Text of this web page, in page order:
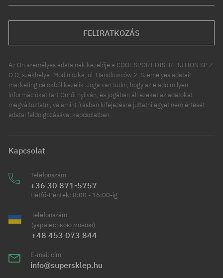
FELIRATKOZÁS
Az Ön személyes adatainak kezelője a COOL SPORT DISTRIBUTION SP Z
O O, székhelye: Modlniczka, ul. Handlowców 2. Személyes adatait
marketing célokból kezelik. Joga van tudni, hogy az eladó milyen
információkat tart Önről nyilván, és jogában áll ezeket az adatokat
megváltoztatni, valamint írásban kifejezésre juttatni egyet nem értését
adatai feldolgozásával kapcsolatban.
Kapcsolat
Telefonszám
+36 30 871-5757
Hétfő-Péntek: 8:00 - 16:00-ig
Telefonszám
(українською мовою)
+48 453 073 844
E-mail cím
info@supersklep.hu